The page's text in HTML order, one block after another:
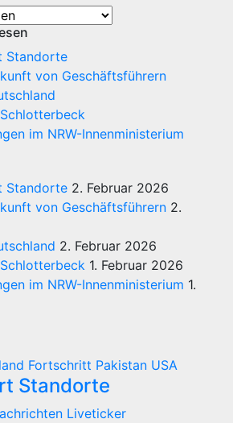
Standorte
von Geschäftsführern
im NRW-Innenministerium
Standorte 2. Februar 2026
von Geschäftsführern 2.
2. Februar 2026
1. Februar 2026
im NRW-Innenministerium 1.
Fortschritt Pakistan USA
Standorte
Liveticker